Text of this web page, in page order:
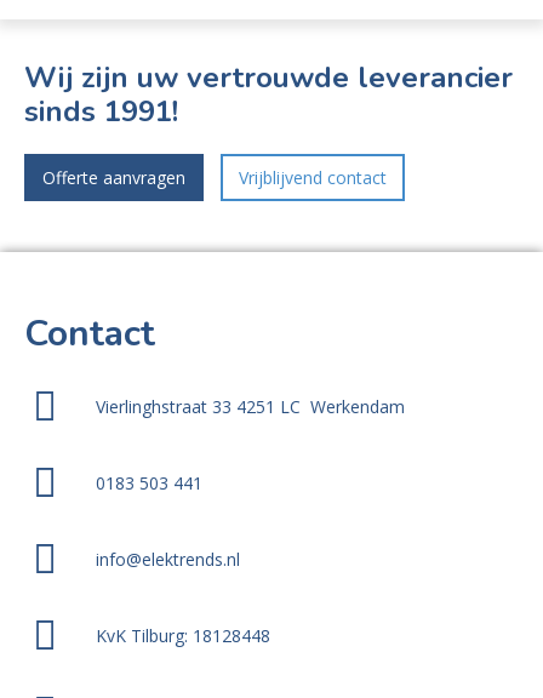
Wij zijn uw vertrouwde leverancier
sinds 1991!
Offerte aanvragen Vrijblijvend contact
Contact
Vierlinghstraat 33 4251 LC Werkendam
0183 503 441
info@elektrends.nl
KvK Tilburg: 18128448